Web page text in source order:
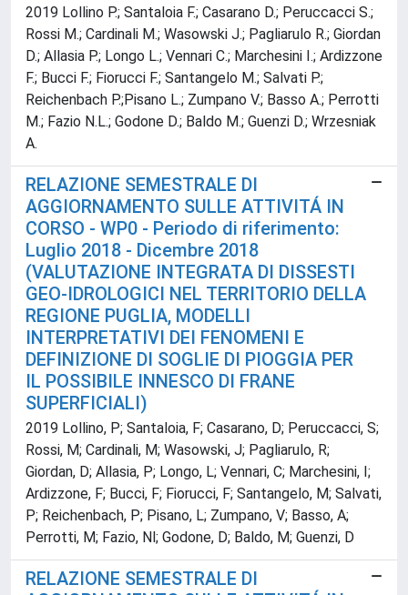
2019 Lollino P.; Santaloia F.; Casarano D.; Peruccacci S.;
Rossi M.; Cardinali M.; Wasowski J.; Pagliarulo R.; Giordan
D.; Allasia P.; Longo L.; Vennari C.; Marchesini I.; Ardizzone
F.; Bucci F.; Fiorucci F.; Santangelo M.; Salvati P.;
Reichenbach P.;Pisano L.; Zumpano V.; Basso A.; Perrotti
M.; Fazio N.L.; Godone D.; Baldo M.; Guenzi D.; Wrzesniak
A.
RELAZIONE SEMESTRALE DI
AGGIORNAMENTO SULLE ATTIVITÁ IN
CORSO - WP0 - Periodo di riferimento:
Luglio 2018 - Dicembre 2018
(VALUTAZIONE INTEGRATA DI DISSESTI
GEO-IDROLOGICI NEL TERRITORIO DELLA
REGIONE PUGLIA, MODELLI
INTERPRETATIVI DEI FENOMENI E
DEFINIZIONE DI SOGLIE DI PIOGGIA PER
IL POSSIBILE INNESCO DI FRANE
SUPERFICIALI)
2019 Lollino, P; Santaloia, F; Casarano, D; Peruccacci, S;
Rossi, M; Cardinali, M; Wasowski, J; Pagliarulo, R;
Giordan, D; Allasia, P; Longo, L; Vennari, C; Marchesini, I;
Ardizzone, F; Bucci, F; Fiorucci, F; Santangelo, M; Salvati,
P; Reichenbach, P; Pisano, L; Zumpano, V; Basso, A;
Perrotti, M; Fazio, Nl; Godone, D; Baldo, M; Guenzi, D
RELAZIONE SEMESTRALE DI